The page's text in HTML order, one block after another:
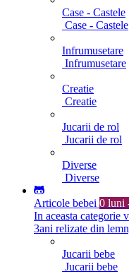
Case - Castele
Case - Castele
Infrumusetare
Infrumusetare
Creatie
Creatie
Jucarii de rol
Jucarii de rol
Diverse
Diverse
Articole bebei 0 luni
In aceasta categorie
3ani relizate din
Jucarii bebe
Jucarii bebe